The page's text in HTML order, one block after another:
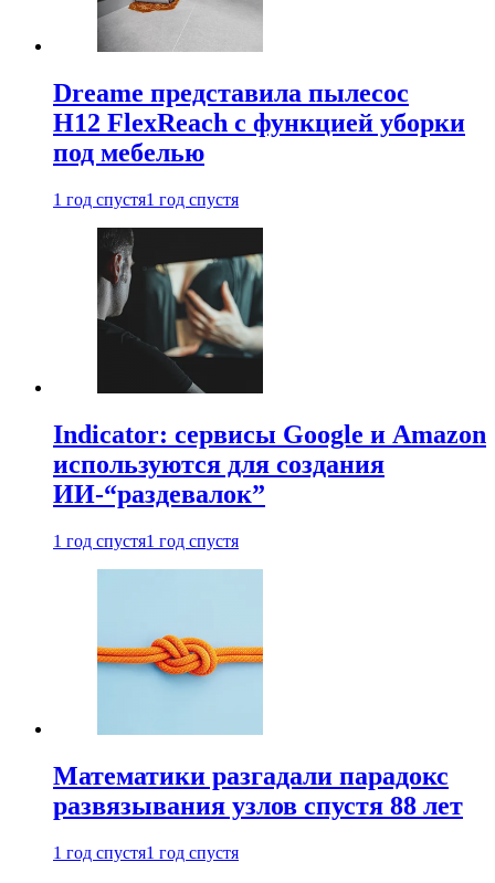
Dreame представила пылесос
H12 FlexReach с функцией уборки
под мебелью
1 год спустя1 год спустя
Indicator: сервисы Google и Amazon
используются для создания
ИИ-“раздевалок”
1 год спустя1 год спустя
Математики разгадали парадокс
развязывания узлов спустя 88 лет
1 год спустя1 год спустя